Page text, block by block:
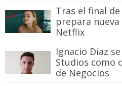
Tras el final de
prepara
Netflix
Ignacio Díaz
Studios como
de Negocios